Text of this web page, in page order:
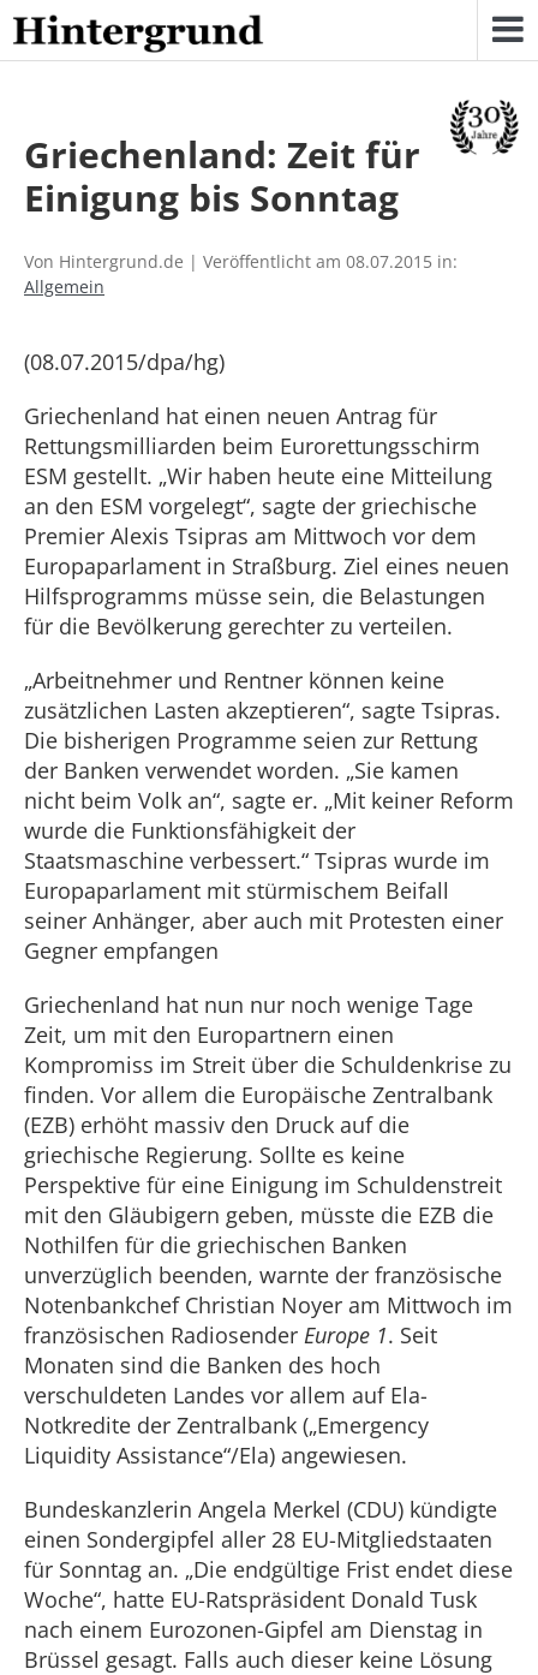
Skip
to
content
Griechenland: Zeit für
Einigung bis Sonntag
Von Hintergrund.de | Veröffentlicht am 08.07.2015 in:
Allgemein
(08.07.2015/dpa/hg)
Griechenland hat einen neuen Antrag für
Rettungsmilliarden beim Eurorettungsschirm
ESM gestellt. „Wir haben heute eine Mitteilung
an den ESM vorgelegt“, sagte der griechische
Premier Alexis Tsipras am Mittwoch vor dem
Europaparlament in Straßburg. Ziel eines neuen
Hilfsprogramms müsse sein, die Belastungen
für die Bevölkerung gerechter zu verteilen.
„Arbeitnehmer und Rentner können keine
zusätzlichen Lasten akzeptieren“, sagte Tsipras.
Die bisherigen Programme seien zur Rettung
der Banken verwendet worden. „Sie kamen
nicht beim Volk an“, sagte er. „Mit keiner Reform
wurde die Funktionsfähigkeit der
Staatsmaschine verbessert.“ Tsipras wurde im
Europaparlament mit stürmischem Beifall
seiner Anhänger, aber auch mit Protesten einer
Gegner empfangen
Griechenland hat nun nur noch wenige Tage
Zeit, um mit den Europartnern einen
Kompromiss im Streit über die Schuldenkrise zu
finden. Vor allem die Europäische Zentralbank
(EZB) erhöht massiv den Druck auf die
griechische Regierung. Sollte es keine
Perspektive für eine Einigung im Schuldenstreit
mit den Gläubigern geben, müsste die EZB die
Nothilfen für die griechischen Banken
unverzüglich beenden, warnte der französische
Notenbankchef Christian Noyer am Mittwoch im
französischen Radiosender Europe 1. Seit
Monaten sind die Banken des hoch
verschuldeten Landes vor allem auf Ela-
Notkredite der Zentralbank („Emergency
Liquidity Assistance“/Ela) angewiesen.
Bundeskanzlerin Angela Merkel (CDU) kündigte
einen Sondergipfel aller 28 EU-Mitgliedstaaten
für Sonntag an. „Die endgültige Frist endet diese
Woche“, hatte EU-Ratspräsident Donald Tusk
nach einem Eurozonen-Gipfel am Dienstag in
Brüssel gesagt. Falls auch dieser keine Lösung